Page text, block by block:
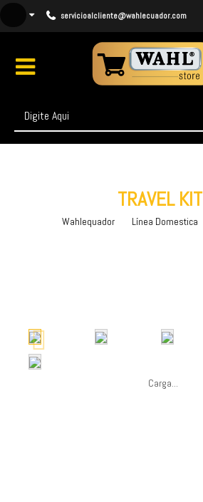
servicioalcliente@wahlecuador.com
TRAVEL KIT
Wahlequador Línea Domestica